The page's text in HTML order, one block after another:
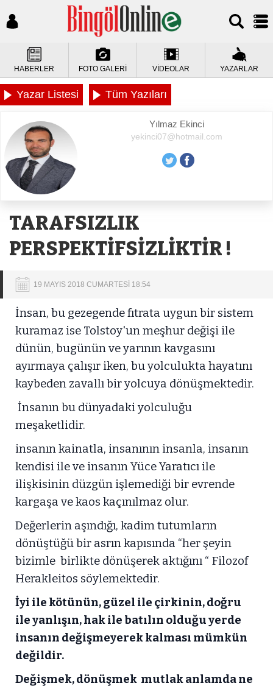
HABERLER FOTO GALERİ VİDEOLAR YAZARLAR
Yazar Listesi Tüm Yazıları
Yılmaz Ekinci
yekinci07@hotmail.com
TARAFSIZLIK
PERSPEKTİFSİZLİKTİR !
19 MAYIS 2018 CUMARTESİ 18:54
İnsan, bu gezegende fıtrata uygun bir sistem
kuramaz ise Tolstoy'un meşhur değişi ile
dünün, bugünün ve yarının kavgasını
ayırmaya çalışır iken, bu yolculukta hayatını
kaybeden zavallı bir yolcuya dönüşmektedir.
İnsanın bu dünyadaki yolculuğu
meşaketlidir.
insanın kainatla, insanının insanla, insanın
kendisi ile ve insanın Yüce Yaratıcı ile
ilişkisinin düzgün işlemediği bir evrende
kargaşa ve kaos kaçınılmaz olur.
Değerlerin aşındığı, kadim tutumların
dönüştüğü bir asrın kapısında “her şeyin
bizimle birlikte dönüşerek aktığını “ Filozof
Herakleitos söylemektedir.
İyi ile kötünün, güzel ile çirkinin, doğru
ile yanlışın, hak ile batılın olduğu yerde
insanın değişmeyerek kalması mümkün
değildir.
Değişmek, dönüşmek mutlak anlamda ne